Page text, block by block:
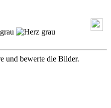
und bewerte die Bilder.